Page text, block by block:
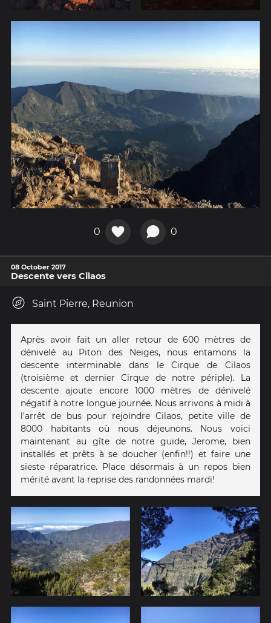
0 0
08 October 2017
Descente vers Cilaos
Saint Pierre, Reunion
Après avoir fait un aller retour de 600 mètres de
dénivelé au Piton des Neiges, nous entamons la
descente interminable dans le Cirque de Cilaos
(troisième et dernier Cirque de notre périple). La
descente ajoute encore 1000 mètres de dénivelé
négatif à notre longue journée. Nous arrivons à midi à
l'arrêt de bus pour rejoindre Cilaos, petite ville de
8000 habitants où nous déjeunons. Nous voici
maintenant au gîte de notre guide, Jerome, bien
installés et prêts à se doucher (enfin!!) et faire une
sieste réparatrice. Place désormais à un repos bien
mérité avant la reprise des randonnées mardi!